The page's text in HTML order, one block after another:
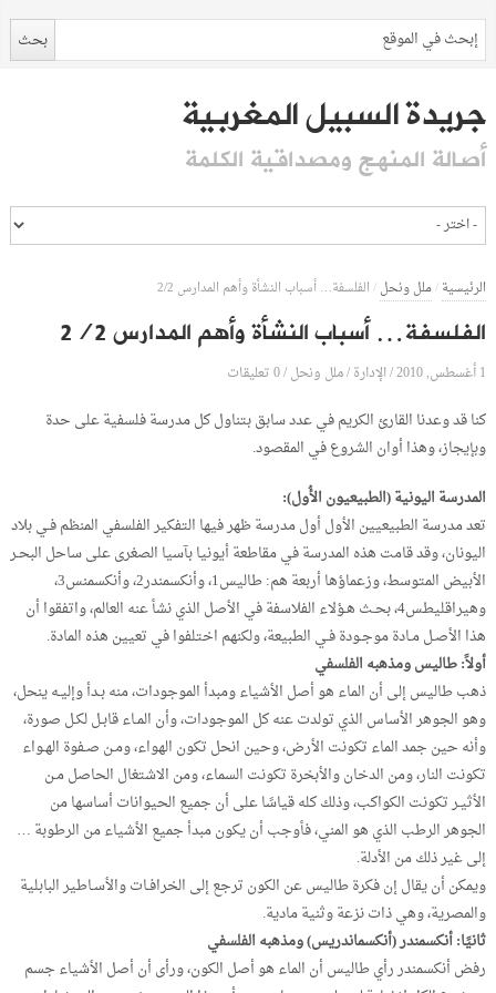
جريدة السبيل المغربية
أصالة المنهج ومصداقية الكلمة
الرئيسية/ملل ونحل/الفلسفة… أسباب النشأة وأهم المدارس 2/2
الفلسفة… أسباب النشأة وأهم المدارس 2/2
1 أغسطس, 2010 /الإدارة/ملل ونحل/0 تعليقات
كنا قد وعدنا القارئ الكريم في عدد سابق بتناول كل مدرسة فلسفية على حدة
وبإيجاز، وهذا أوان الشروع في المقصود.
المدرسة اليونية (الطبيعيون الأُول):
تعد مدرسة الطبيعيين الأول أول مدرسة ظهر فيها التفكير الفلسفي المنظم فـي بلاد
اليونان، وقد قامت هذه المدرسة في مقاطعة أيونيا بآسيا الصغرى على ساحل البحـر
الأبيض المتوسط، وزعماؤها أربعة هم: طاليس1، وأنكسمندر2، وأنكسمنس3،
وهيراقليطس4، بحـث هـؤلاء الفلاسفة في الأصل الذي نشأ عنه العالم، واتفقوا أن
هذا الأصـل مـادة موجـودة فـي الطبيعة، ولكنهم اختلفوا في تعيين هذه المادة.
أولاً: طاليس ومذهبه الفلسفي
ذهب طاليس إلى أن الماء هو أصل الأشياء ومبدأ الموجودات، منه بـدأ وإليـه ينحل،
وهو الجوهر الأساس الذي تولدت عنه كل الموجودات، وأن المـاء قابـل لكـل صورة،
وأنه حين جمد الماء تكونت الأرض، وحين انحل تكون الهواء، ومـن صـفوة الهـواء
تكونت النار، ومن الدخان والأبخرة تكونت السماء، ومن الاشتغال الحاصل مـن
الأثيـر تكونت الكواكب، وذلك كله قياسًا على أن جميع الحيوانات أساسها من
الجوهر الرطب الذي هو المني، فأوجب أن يكون مبدأ جميع الأشياء من الرطوبة …
إلى غير ذلك من الأدلة.
ويمكن أن يقال إن فكرة طاليس عن الكون ترجع إلى الخرافـات والأسـاطير البابلية
والمصرية، وهي ذات نزعة وثنية مادية.
ثانيًا: أنكسمندر (أنكسماندريس) ومذهبه الفلسفي
رفض أنكسمندر رأي طاليس أن الماء هو أصل الكون، ورأى أن أصل الأشياء جسم